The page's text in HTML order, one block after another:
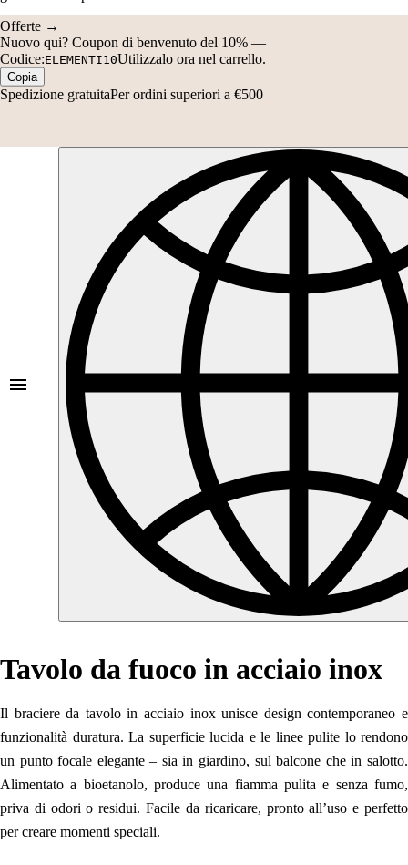
Offerte →
Nuovo qui? Coupon di benvenuto del 10% —
Codice:ELEMENTI10Utilizzalo ora nel carrello.
Copia
Spedizione gratuitaPer ordini superiori a €500
Tavolo da fuoco in acciaio inox
Il braciere da tavolo in acciaio inox unisce design contemporaneo e
funzionalità duratura. La superficie lucida e le linee pulite lo rendono
un punto focale elegante – sia in giardino, sul balcone che in salotto.
Alimentato a bioetanolo, produce una fiamma pulita e senza fumo,
priva di odori o residui. Facile da ricaricare, pronto all’uso e perfetto
per creare momenti speciali.